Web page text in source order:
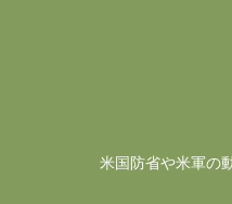
米国防省や米軍の